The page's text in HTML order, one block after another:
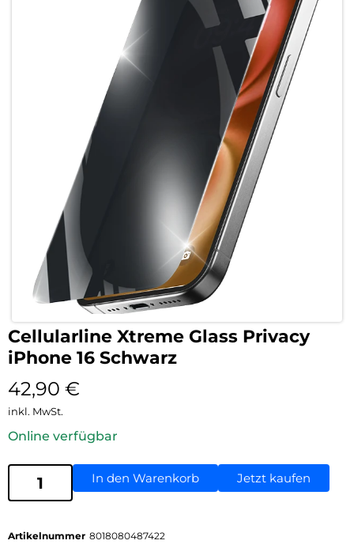
Cellularline Xtreme Glass Privacy
iPhone 16 Schwarz
42,90 €
inkl. MwSt.
Online verfügbar
In den Warenkorb Jetzt kaufen
Artikelnummer 8018080487422